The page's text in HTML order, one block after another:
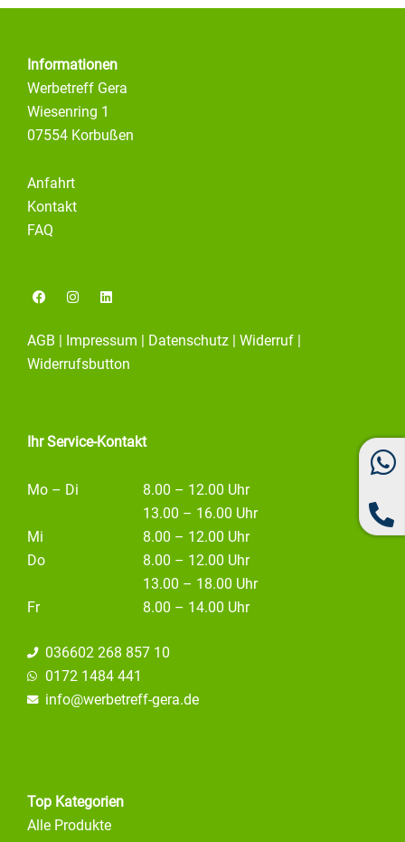
Informationen
Werbetreff Gera
Wiesenring 1
07554 Korbußen
Anfahrt
Kontakt
FAQ
F
a
e
b
o
o
I
n
a
g
r
L
i
e
d
i
AGB Impressum Datenschutz Widerruf
Widerrufsbutton
Ihr Service-Kontakt
Mo – Di
8.00 – 12.00 Uhr
13.00 – 16.00 Uhr
Mi
8.00 – 12.00 Uhr
Do
8.00 – 12.00 Uhr
13.00 – 18.00 Uhr
Fr
8.00 – 14.00 Uhr
036602 268 857 10
0172 1484 441
info@werbetreff-gera.de
Top Kategorien
Alle Produkte